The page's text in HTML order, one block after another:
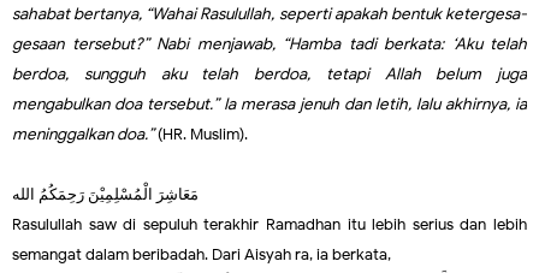
sahabat bertanya, “Wahai Rasulullah, seperti apakah bentuk ketergesa-
gesaan tersebut?” Nabi menjawab, “Hamba tadi berkata: ‘Aku telah
berdoa, sungguh aku telah berdoa, tetapi Allah belum juga
mengabulkan doa tersebut.” Ia merasa jenuh dan letih, lalu akhirnya, ia
meninggalkan doa.”(HR. Muslim).
مَعَاشِرَ الْمُسْلِمِيْنَ رَحِمَكُمُ الله
Rasulullah saw di sepuluh terakhir Ramadhan itu lebih serius dan lebih
semangat dalam beribadah. Dari Aisyah ra, ia berkata,